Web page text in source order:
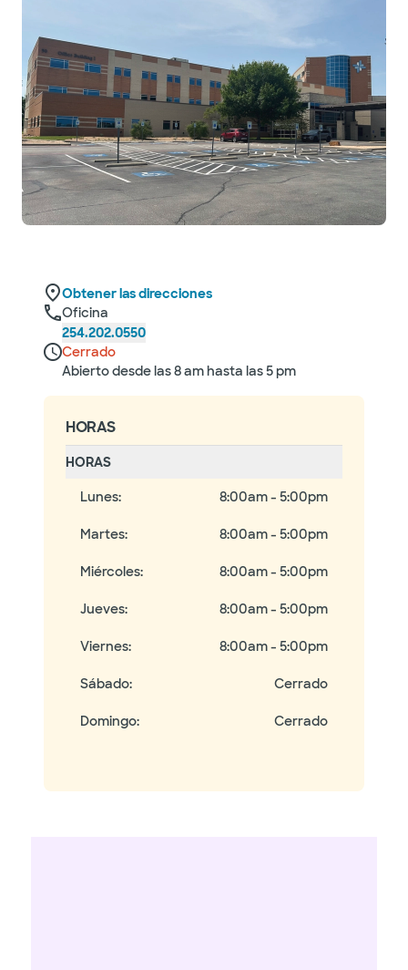
Obtener las direcciones
Oficina
254.202.0550
Cerrado
Abierto desde las 8 am hasta las 5 pm
HORAS
HORAS
Lunes: 8:00am - 5:00pm
Martes: 8:00am - 5:00pm
Miércoles: 8:00am - 5:00pm
Jueves: 8:00am - 5:00pm
Viernes: 8:00am - 5:00pm
Sábado: Cerrado
Domingo: Cerrado